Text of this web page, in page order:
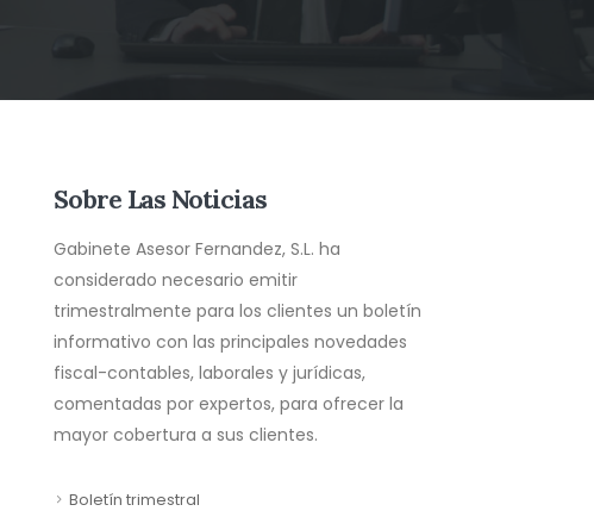
Sobre Las Noticias
Gabinete Asesor Fernandez, S.L. ha
considerado necesario emitir
trimestralmente para los clientes un boletín
informativo con las principales novedades
fiscal-contables, laborales y jurídicas,
comentadas por expertos, para ofrecer la
mayor cobertura a sus clientes.
Boletín trimestral